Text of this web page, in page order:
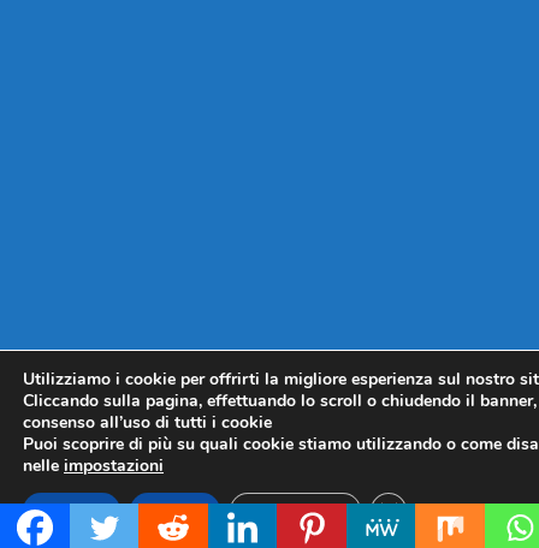
Utilizziamo i cookie per offrirti la migliore esperienza sul nostro
Cliccando sulla pagina, effettuando lo scroll o chiudendo il
consenso all’uso di tutti i cookie
Puoi scoprire di più su quali cookie stiamo utilizzando o come
nelle impostazioni
Accetta Rifiuta Impostazioni CLOSE GDPR